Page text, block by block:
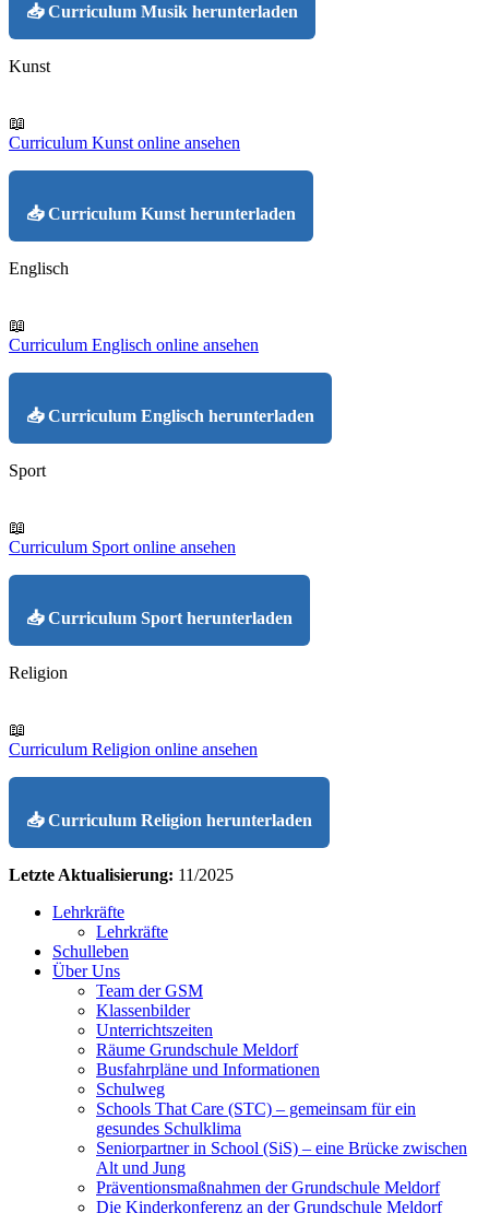
📥 Curriculum Musik herunterladen
Kunst
📖
Curriculum Kunst online ansehen
📥 Curriculum Kunst herunterladen
Englisch
📖
Curriculum Englisch online ansehen
📥 Curriculum Englisch herunterladen
Sport
📖
Curriculum Sport online ansehen
📥 Curriculum Sport herunterladen
Religion
📖
Curriculum Religion online ansehen
📥 Curriculum Religion herunterladen
Letzte Aktualisierung: 11/2025
Lehrkräfte
Lehrkräfte
Schulleben
Über Uns
Team der GSM
Klassenbilder
Unterrichtszeiten
Räume Grundschule Meldorf
Busfahrpläne und Informationen
Schulweg
Schools That Care (STC) – gemeinsam für ein
gesundes Schulklima
Seniorpartner in School (SiS) – eine Brücke zwischen
Alt und Jung
Präventionsmaßnahmen der Grundschule Meldorf
Die Kinderkonferenz an der Grundschule Meldorf